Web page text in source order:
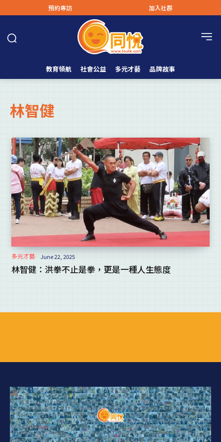
預約專訪 加入社群
教育領航 社會公益 多元才藝 品牌故事
林智健
多元才藝 June 22, 2025
林智健：洪拳不止是拳，更是一種人生態度